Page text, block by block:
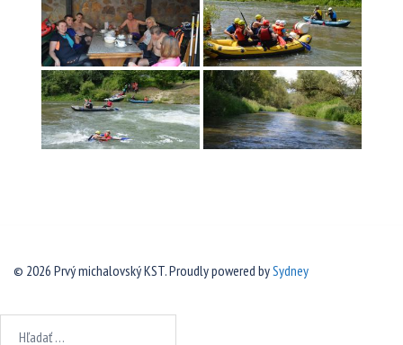
© 2026 Prvý michalovský KST. Proudly powered bySydney